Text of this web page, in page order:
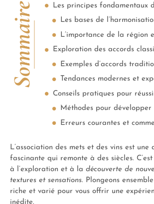
Sommaire
Exemples d’accords
L’association des mets et des vins est une
fascinante qui remonte à des siècles.
à l’exploration et à la découverte de
textures et sensations. Plongeons
riche et varié pour vous offrir une
inédite.